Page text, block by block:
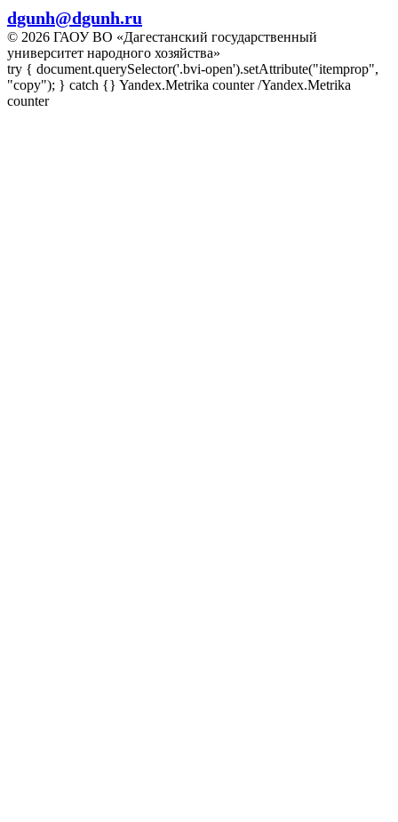
dgunh@dgunh.ru
© 2026 ГАОУ ВО «Дагестанский государственный
университет народного хозяйства»
try { document.querySelector('.bvi-open').setAttribute("itemprop",
"copy"); } catch {} Yandex.Metrika counter/Yandex.Metrika
counter